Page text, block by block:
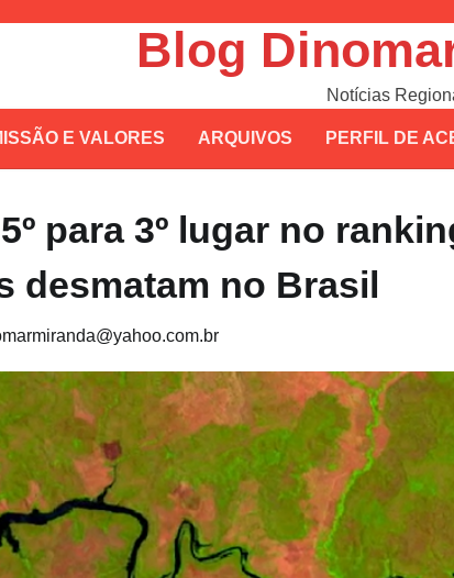
Blog
Notícias
E VALORES ARQUIVOS PERFIL DE
para 3º lugar no
desmatam no Brasil